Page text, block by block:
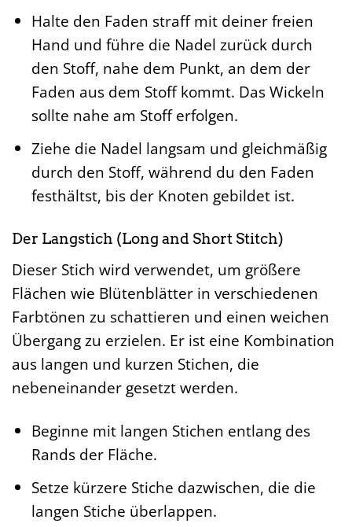
Halte den Faden straff mit deiner freien
Hand und führe die Nadel zurück durch
den Stoff, nahe dem Punkt, an dem der
Faden aus dem Stoff kommt. Das Wickeln
sollte nahe am Stoff erfolgen.
Ziehe die Nadel langsam und gleichmäßig
durch den Stoff, während du den Faden
festhältst, bis der Knoten gebildet ist.
Der Langstich (Long and Short Stitch)
Dieser Stich wird verwendet, um größere
Flächen wie Blütenblätter in verschiedenen
Farbtönen zu schattieren und einen weichen
Übergang zu erzielen. Er ist eine Kombination
aus langen und kurzen Stichen, die
nebeneinander gesetzt werden.
Beginne mit langen Stichen entlang des
Rands der Fläche.
Setze kürzere Stiche dazwischen, die die
langen Stiche überlappen.